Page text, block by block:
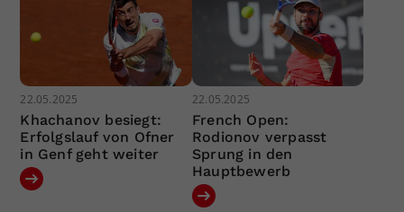
22.05.2025
Khachanov besiegt:
Erfolgslauf von Ofner
in Genf geht weiter
22.05.2025
French Open:
Rodionov verpasst
Sprung in den
Hauptbewerb